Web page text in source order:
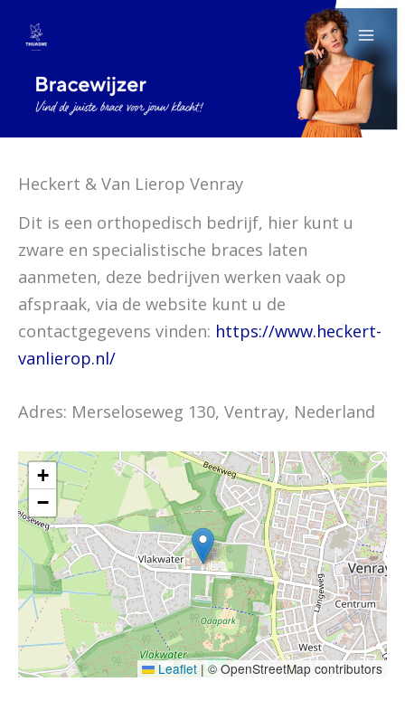
naar
inhoud
Heckert & Van Lierop Venray
Dit is een orthopedisch bedrijf, hier kunt u
zware en specialistische braces laten
aanmeten, deze bedrijven werken vaak op
afspraak, via de website kunt u de
contactgegevens vinden: https://www.heckert-
vanlierop.nl/
Adres: Merseloseweg 130, Ventray, Nederland
+
−
Leaflet | © OpenStreetMap contributors